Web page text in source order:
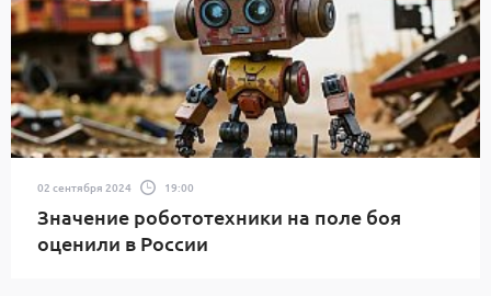
02 сентября 2024 19:00
Значение робототехники на поле боя
оценили в России